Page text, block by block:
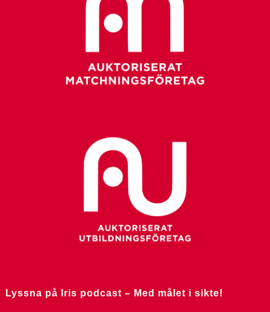
Lyssna på Iris podcast – Med målet i sikte!